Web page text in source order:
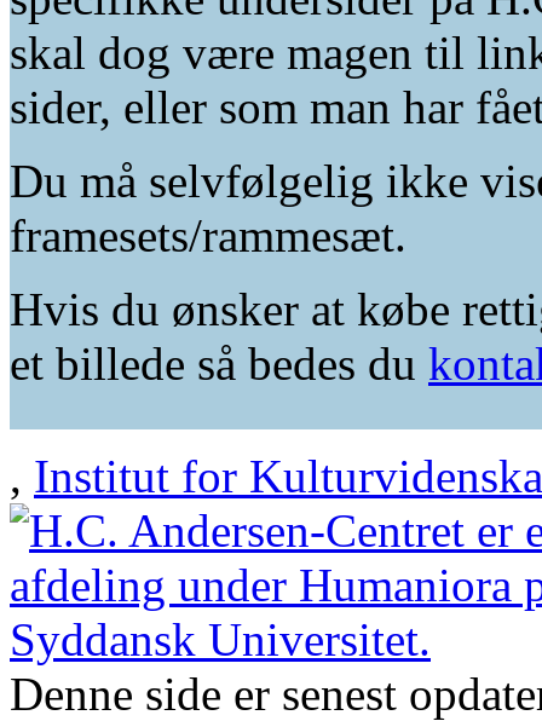
skal dog være magen til
sider, eller som man har
Du må selvfølgelig ikke
framesets/rammesæt.
Hvis du ønsker at købe
et billede så bedes du
, Institut for
Denne side er senest